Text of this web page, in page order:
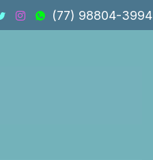
(77) 98804-3994